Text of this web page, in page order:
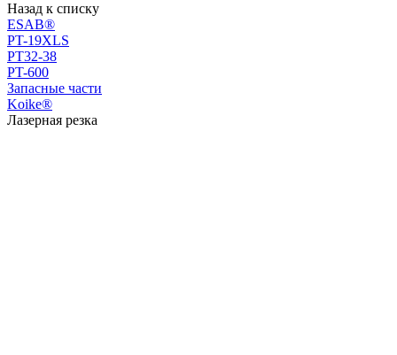
Назад к списку
ESAB®
PT-19XLS
PT32-38
PT-600
Запасные части
Koike®
Лазерная резка